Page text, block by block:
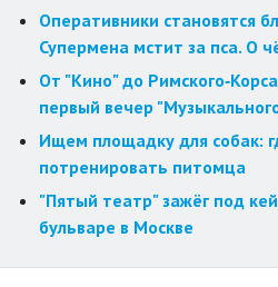
Оперативники становятся
Супермена мстит за пса. О
От "Кино" до
первый вечер
Ищем площадку для собак:
потренировать питомца
"Пятый театр" зажёг под
бульваре в Москве